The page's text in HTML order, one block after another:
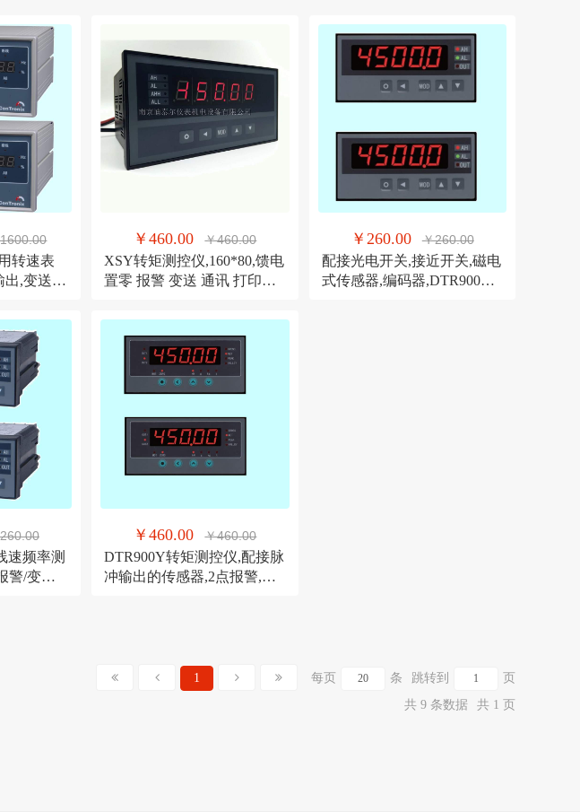
转速表
出,变送输
￥460.00 ￥460.00
XSY转矩测控仪,160*80,馈电
置零 报警 变送 通讯 打印智
￥260.00 ￥260.00
配接光电开关,接近开关,磁电
式传感器,编码器,DTR900M
速频率测
警/变送/
￥460.00 ￥460.00
DTR900Y转矩测控仪,配接脉
冲输出的传感器,2点报警,变
1 每页 条 跳转到
页
共 9 条数据
共 1 页